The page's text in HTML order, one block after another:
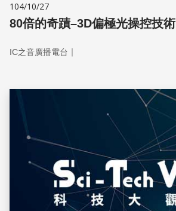
104/10/27
80倍的奇蹟–3D偏極光操控技術
IC之音廣播電台 ｜